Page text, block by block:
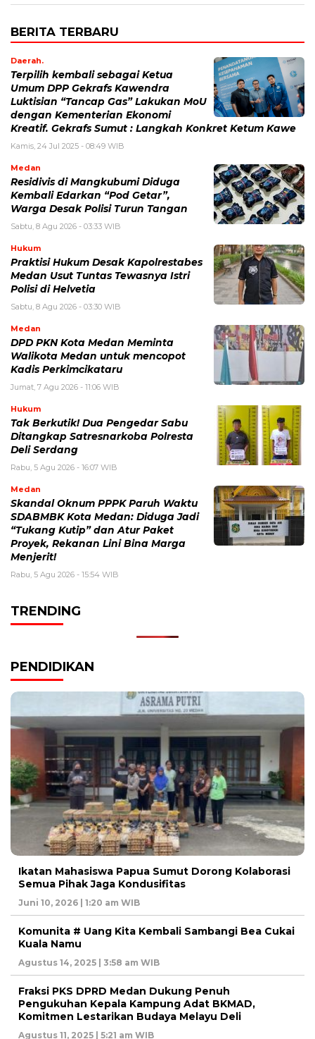
BERITA TERBARU
Daerah.
Terpilih kembali sebagai Ketua
Umum DPP Gekrafs Kawendra
Luktisian “Tancap Gas” Lakukan MoU
dengan Kementerian Ekonomi
Kreatif. Gekrafs Sumut : Langkah Konkret Ketum Kawe
Kamis, 24 Jul 2025 - 08:49 WIB
Medan
Residivis di Mangkubumi Diduga
Kembali Edarkan “Pod Getar”,
Warga Desak Polisi Turun Tangan
Sabtu, 8 Agu 2026 - 03:33 WIB
Hukum
Praktisi Hukum Desak Kapolrestabes
Medan Usut Tuntas Tewasnya Istri
Polisi di Helvetia
Sabtu, 8 Agu 2026 - 03:30 WIB
Medan
DPD PKN Kota Medan Meminta
Walikota Medan untuk mencopot
Kadis Perkimcikataru
Jumat, 7 Agu 2026 - 11:06 WIB
Hukum
Tak Berkutik! Dua Pengedar Sabu
Ditangkap Satresnarkoba Polresta
Deli Serdang
Rabu, 5 Agu 2026 - 16:07 WIB
Medan
Skandal Oknum PPPK Paruh Waktu
SDABMBK Kota Medan: Diduga Jadi
“Tukang Kutip” dan Atur Paket
Proyek, Rekanan Lini Bina Marga
Menjerit!
Rabu, 5 Agu 2026 - 15:54 WIB
TRENDING
PENDIDIKAN
Ikatan Mahasiswa Papua Sumut Dorong Kolaborasi
Semua Pihak Jaga Kondusifitas
Juni 10, 2026 | 1:20 am WIB
Komunita # Uang Kita Kembali Sambangi Bea Cukai
Kuala Namu
Agustus 14, 2025 | 3:58 am WIB
Fraksi PKS DPRD Medan Dukung Penuh
Pengukuhan Kepala Kampung Adat BKMAD,
Komitmen Lestarikan Budaya Melayu Deli
Agustus 11, 2025 | 5:21 am WIB